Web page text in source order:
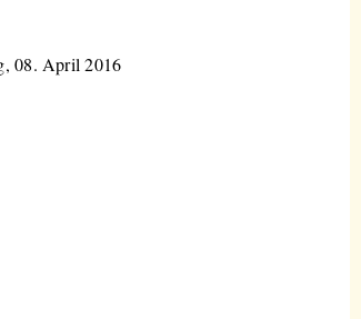
08. April 2016